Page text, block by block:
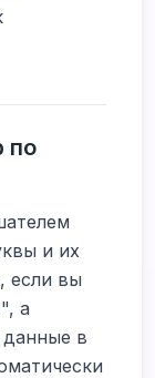
по
и их
если вы
а
данные в